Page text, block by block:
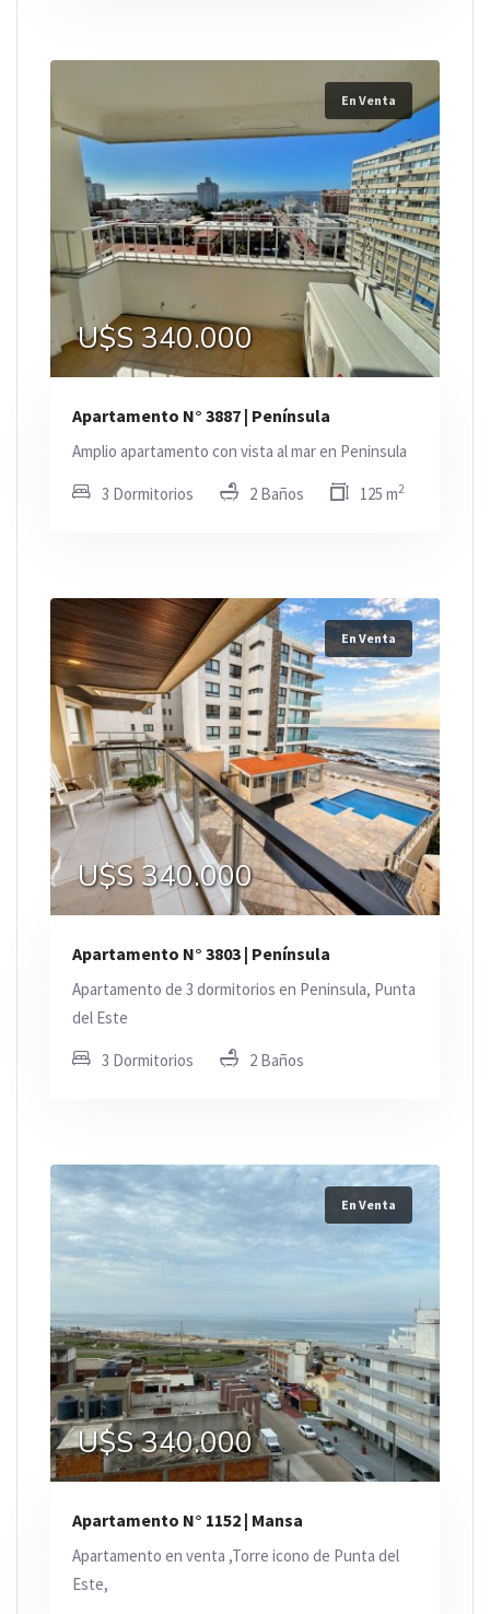
En Venta
U$S 340.000
Apartamento N° 3887 | Península
Amplio apartamento con vista al mar en Peninsula
3 Dormitorios 2 Baños 125 m2
En Venta
U$S 340.000
Apartamento N° 3803 | Península
Apartamento de 3 dormitorios en Peninsula, Punta
del Este
3 Dormitorios 2 Baños
En Venta
U$S 340.000
Apartamento N° 1152 | Mansa
Apartamento en venta ,Torre icono de Punta del
Este,